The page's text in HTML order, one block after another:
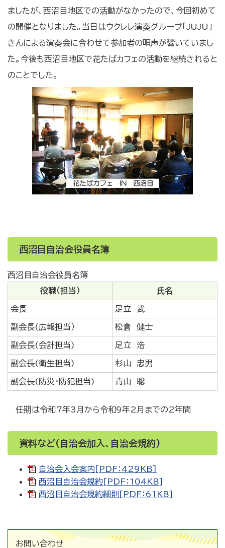
ましたが、西沼目地区での活動がなかったので、今回初めて
の開催となりました。当日はウクレレ演奏グループ「JUJU」
さんによる演奏会に合わせて参加者の唄声が響いていまし
た。今後も西沼目地区で花たばカフェの活動を継続されると
のことでした。
西沼目自治会役員名簿
西沼目自治会役員名簿
役職（担当）
氏名
会長 足立 武
副会長(広報担当） 松倉 健士
副会長(会計担当) 足立 浩
副会長(衛生担当) 杉山 忠男
副会長(防災・防犯担当) 青山 聡
任期は令和7年3月から令和9年2月までの2年間
資料など(自治会加入、自治会規約)
自治会入会案内[PDF：429KB]
西沼目自治会規約[PDF：104KB]
西沼目自治会規約細則[PDF：61KB]
お問い合わせ